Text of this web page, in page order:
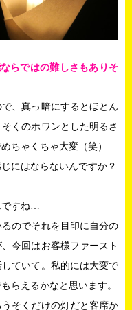
らではの難しさもありそ
、真っ暗にするとほとん
くのホワンとした明るさ
ちゃくちゃ大変（笑）
にはならないんですか？
すね…
のでそれを目印に自分の
今回はお客様ファースト
ていて。私的には大変で
らえるかなと思います。
そくだけの灯だと客席か